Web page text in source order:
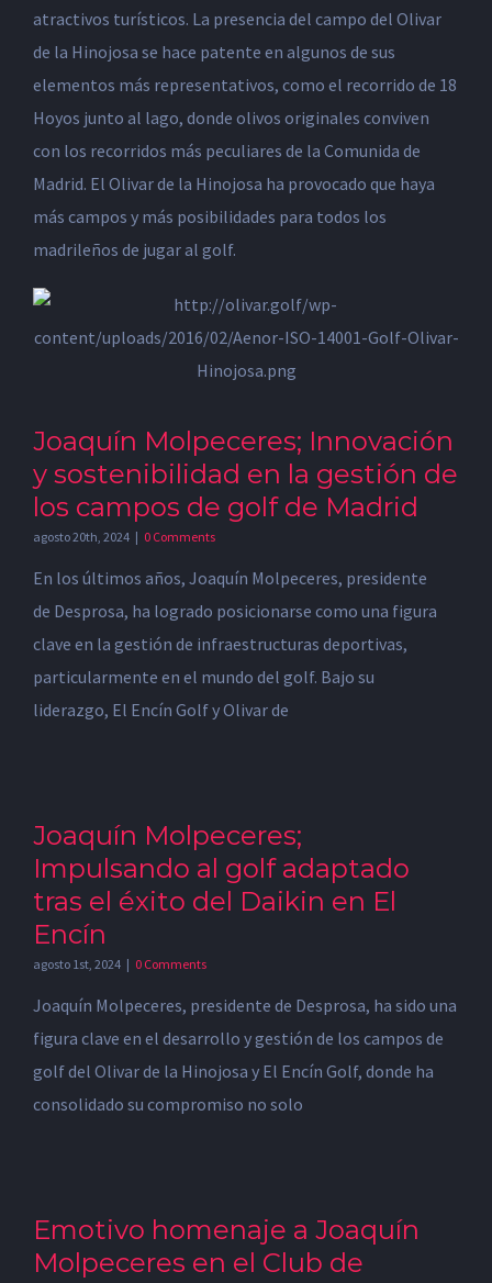
atractivos turísticos. La presencia del campo del Olivar
de la Hinojosa se hace patente en algunos de sus
elementos más representativos, como el recorrido de 18
Hoyos junto al lago, donde olivos originales conviven
con los recorridos más peculiares de la Comunida de
Madrid. El Olivar de la Hinojosa ha provocado que haya
más campos y más posibilidades para todos los
madrileños de jugar al golf.
Joaquín Molpeceres; Innovación
y sostenibilidad en la gestión de
los campos de golf de Madrid
agosto 20th, 2024 | 0 Comments
En los últimos años, Joaquín Molpeceres, presidente
de Desprosa, ha logrado posicionarse como una figura
clave en la gestión de infraestructuras deportivas,
particularmente en el mundo del golf. Bajo su
liderazgo, El Encín Golf y Olivar de
Joaquín Molpeceres;
Impulsando al golf adaptado
tras el éxito del Daikin en El
Encín
agosto 1st, 2024 | 0 Comments
Joaquín Molpeceres, presidente de Desprosa, ha sido una
figura clave en el desarrollo y gestión de los campos de
golf del Olivar de la Hinojosa y El Encín Golf, donde ha
consolidado su compromiso no solo
Emotivo homenaje a Joaquín
Molpeceres en el Club de